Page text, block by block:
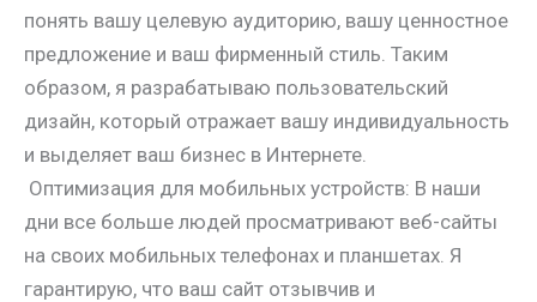
понять вашу целевую аудиторию, вашу ценностное
предложение и ваш фирменный стиль. Таким
образом, я разрабатываю пользовательский
дизайн, который отражает вашу индивидуальность
и выделяет ваш бизнес в Интернете.
Оптимизация для мобильных устройств: В наши
дни все больше людей просматривают веб-сайты
на своих мобильных телефонах и планшетах. Я
гарантирую, что ваш сайт отзывчив и